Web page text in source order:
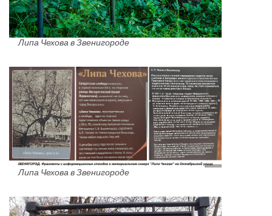
Липа Чехова в Звенигороде
Липа Чехова в Звенигороде